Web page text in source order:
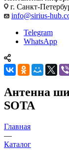
г. Санкт-
info@sirius-
Telegram
WhatsApp
Антенна
SOTA
Главная
—
Каталог